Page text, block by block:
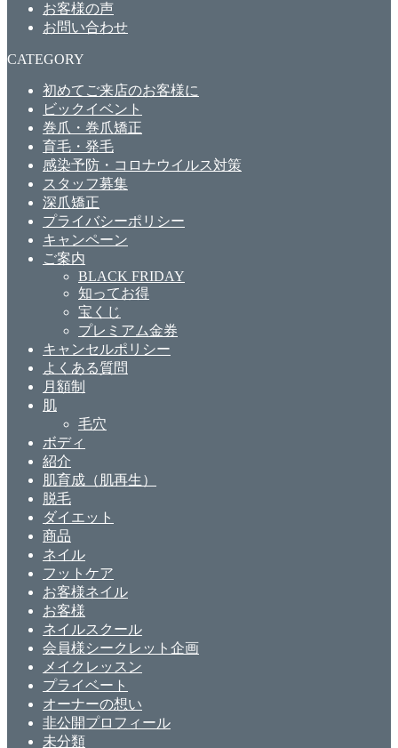
お客様の声
お問い合わせ
CATEGORY
初めてご来店のお客様に
ビックイベント
巻爪・巻爪矯正
育毛・発毛
感染予防・コロナウイルス対策
スタッフ募集
深爪矯正
プライバシーポリシー
キャンペーン
ご案内
BLACK FRIDAY
知ってお得
宝くじ
プレミアム金券
キャンセルポリシー
よくある質問
月額制
肌
毛穴
ボディ
紹介
肌育成（肌再生）
脱毛
ダイエット
商品
ネイル
フットケア
お客様ネイル
お客様
ネイルスクール
会員様シークレット企画
メイクレッスン
プライベート
オーナーの想い
非公開プロフィール
未分類